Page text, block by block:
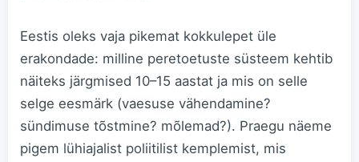
Eestis oleks vaja pikemat kokkulepet üle
erakondade: milline peretoetuste süsteem kehtib
näiteks järgmised 10–15 aastat ja mis on selle
selge eesmärk (vaesuse vähendamine?
sündimuse tõstmine? mõlemad?). Praegu näeme
pigem lühiajalist poliitilist kemplemist, mis